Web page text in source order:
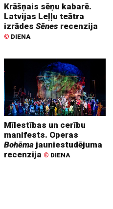
Krāšņais sēņu kabarē.
Latvijas Leļļu teātra
izrādesSēnes recenzija
© DIENA
Mīlestības un cerību
manifests. Operas
Bohēma jauniestudējuma
recenzija © DIENA